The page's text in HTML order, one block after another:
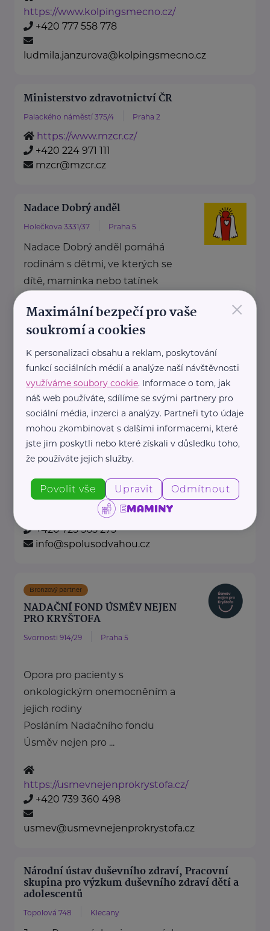
https://www.kolpingsmecno.cz/
+420 777 558 778
ludmila.janzurova@kolpingsmecno.cz
Ministerstvo zdravotnictví ČR
Palackého náměstí 375/4 Praha 2
https://www.mzcr.cz/
+420 224 971 111
mzcr@mzcr.cz
Nadace Dobrý anděl
Holečkova 3331/37 Praha 5
Nadace Dobrý anděl pomáhá
rodinám s dětmi, ve kterých se
dítě, maminka nebo tatínek
https://www.dobryandel.cz/
dobryandel@dobryandel.cz
Nadační fond Spolu s odvahou
Žižkova 403 Mladá Boleslav
je nezisková organizace, jejímž
zdraví dětí ...
https://spolusodvahou.org/cz/
+420 725 565 273
info@spolusodvahou.cz
Bronzový partner
NADAČNÍ FOND ÚSMĚV NEJEN
PRO KRYŠTOFA
Svornosti 914/29 Praha 5
Opora pro pacienty s
onkologickým onemocněním a
jejich rodiny
Posláním Nadačního fondu
Úsměv nejen pro ...
https://usmevnejenprokrystofa.cz/
+420 739 360 498
usmev@usmevnejenprokrystofa.cz
Národní ústav duševního zdraví, Pracovní
skupina pro výzkum duševního zdraví dětí a
adolescentů
Topolová 748 Klecany
×
Maximální bezpečí pro vaše
soukromí a cookies
K personalizaci obsahu a reklam, poskytování
funkcí sociálních médií a analýze naší návštěvnosti
využíváme soubory cookie. Informace o tom, jak
náš web používáte, sdílíme se svými partnery pro
sociální média, inzerci a analýzy. Partneři tyto údaje
mohou zkombinovat s dalšími informacemi, které
jste jim poskytli nebo které získali v důsledku toho,
že používáte jejich služby.
Povolit vše Upravit Odmítnout